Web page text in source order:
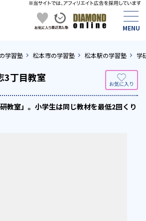
学習塾 松本市の学習塾 松本駅の学習塾 学
3丁目教室
教室」。小学生は同じ教材を最低2回くり